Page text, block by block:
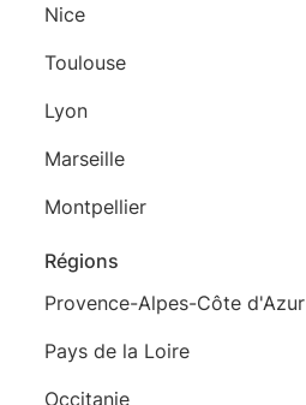
Nice
Toulouse
Lyon
Marseille
Montpellier
Régions
Provence-Alpes-Côte d'Azur
Pays de la Loire
Occitanie